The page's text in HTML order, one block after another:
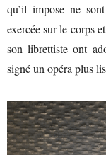
qu’il impose ne
exercée sur le corps
son librettiste ont
signé un opéra plus